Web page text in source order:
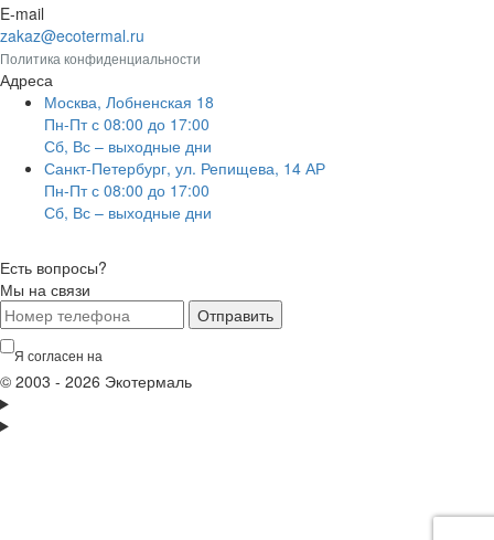
E-mail
zakaz@ecotermal.ru
Политика конфиденциальности
Адреса
Москва, Лобненская 18
Пн-Пт с 08:00 до 17:00
Сб, Вс – выходные дни
Санкт-Петербург, ул. Репищева, 14 АР
Пн-Пт с 08:00 до 17:00
Сб, Вс – выходные дни
Есть вопросы?
Мы на связи
Отправить
Я согласен на
© 2003 - 2026 Экотермаль